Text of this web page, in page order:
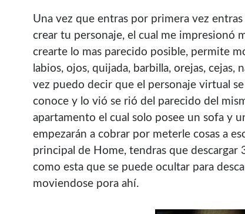
Una vez que entras por primera vez
crear tu personaje, el cual me impresionó
crearte lo mas parecido posible, permite
labios, ojos, quijada, barbilla, orejas,
vez puedo decir que el personaje virtual
conoce y lo vió se rió del parecido del
apartamento el cual solo posee un sofa y
empezarán a cobrar por meterle cosas a
principal de Home, tendras que descargar
como esta que se puede ocultar para
moviendose pora ahí­.